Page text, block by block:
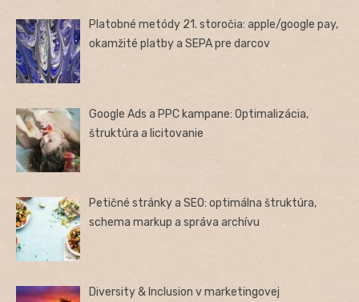
Platobné metódy 21. storočia: apple/google pay,
okamžité platby a SEPA pre darcov
Google Ads a PPC kampane: Optimalizácia,
štruktúra a licitovanie
Petičné stránky a SEO: optimálna štruktúra,
schema markup a správa archívu
Diversity & Inclusion v marketingovej